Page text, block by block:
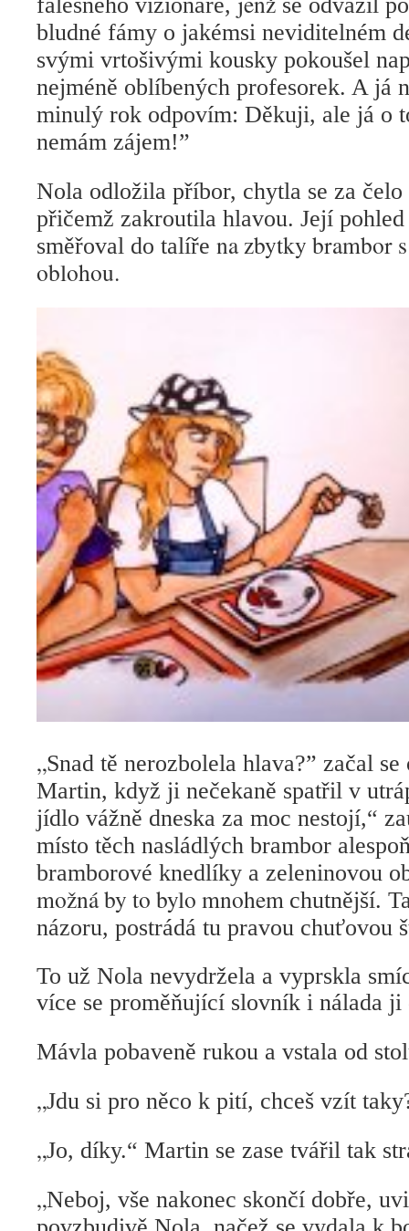
bludné fámy o jakémsi neviditelném
svými vrtošivými kousky pokoušel
nejméně oblíbených profesorek. A já
minulý rok odpovím: Děkuji, ale já o
nemám zájem!”
Nola odložila příbor, chytla se za
přičemž zakroutila hlavou. Její
směřoval do talíře na zbytky brambor
oblohou.
„Snad tě nerozbolela hlava?” začal
Martin, když ji nečekaně spatřil v
jídlo vážně dneska za moc nestojí,“
místo těch nasládlých brambor
bramborové knedlíky a zeleninovou
možná by to bylo mnohem chutnější.
názoru, postrádá tu pravou chuťovou
To už Nola nevydržela a vyprskla
více se proměňující slovník i nálada
Mávla pobaveně rukou a vstala od stol
„Jdu si pro něco k pití, chceš vzít
„Jo, díky.“ Martin se zase tvářil tak
„Neboj, vše nakonec skončí dobře,